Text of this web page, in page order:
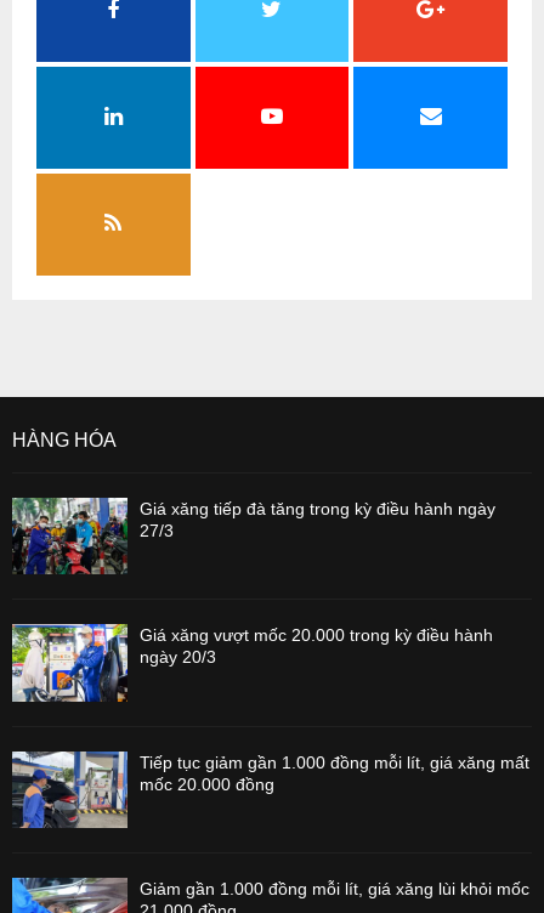
HÀNG HÓA
Giá xăng tiếp đà tăng trong kỳ điều hành ngày
27/3
Giá xăng vượt mốc 20.000 trong kỳ điều hành
ngày 20/3
Tiếp tục giảm gần 1.000 đồng mỗi lít, giá xăng mất
mốc 20.000 đồng
Giảm gần 1.000 đồng mỗi lít, giá xăng lùi khỏi mốc